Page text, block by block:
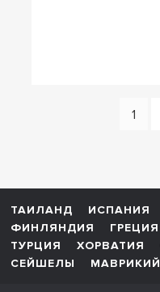
1
ТАИЛАНД ИСПАНИЯ
ФИНЛЯНДИЯ
ГРЕЦИЯ
ТУРЦИЯ
ХОРВАТИЯ
СЕЙШЕЛЫ
МАВРИКИЙ